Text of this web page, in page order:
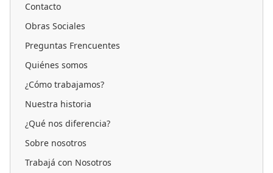
Contacto
Obras Sociales
Preguntas Frencuentes
Quiénes somos
¿Cómo trabajamos?
Nuestra historia
¿Qué nos diferencia?
Sobre nosotros
Trabajá con Nosotros